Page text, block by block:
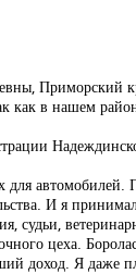
Приморский
в нашем
И я
цеха.
доход. Я даже